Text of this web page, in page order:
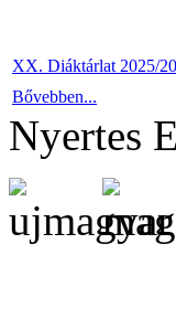
XX. Diáktárlat 2025/
Bővebben...
Nyertes